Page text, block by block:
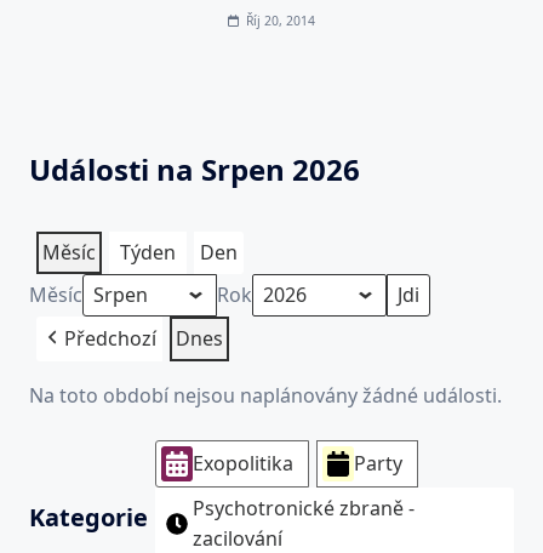
Říj 20, 2014
Události na Srpen 2026
Měsíc Týden
Den
Měsíc
Rok
Předchozí
Dnes
Na toto období nejsou naplánovány žádné události.
Kategorie
Exopolitika
Party
Psychotronické zbraně -
zacilování